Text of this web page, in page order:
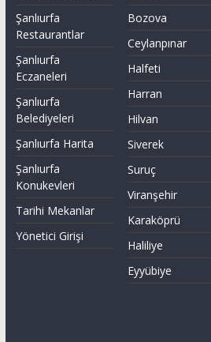
Şanlıurfa
Restaurantlar
Şanlıurfa
Eczaneleri
Şanlıurfa
Belediyeleri
Şanlıurfa Harita
Şanlıurfa
Konukevleri
Tarihi Mekanlar
Yönetici Girişi
Bozova
Ceylanpınar
Halfeti
Harran
Hilvan
Siverek
Suruç
Viranşehir
Karaköprü
Haliliye
Eyyübiye